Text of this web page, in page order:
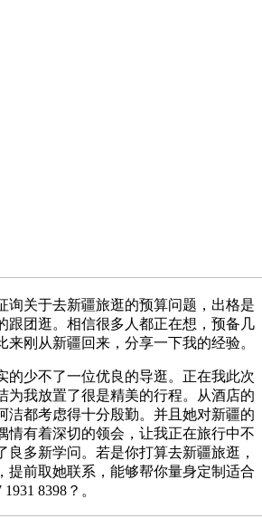
关于去新疆旅逛的预算问题，出格是
跟团逛。相信很多人都正在想，预备几
来刚从新疆回来，分享一下我的经验。
少不了一位优良的导逛。正在我此次
为我放置了很是精美的行程。从酒店的
洁都考虑得十分殷勤。并且她对新疆的
情有着深切的领会，让我正在旅行中不
良多新学问。若是你打算去新疆旅逛，
提前取她联系，能够帮你量身定制适合
8398？。